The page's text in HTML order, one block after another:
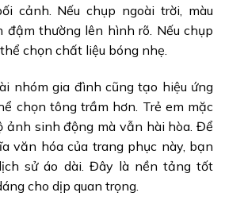
cảnh. Nếu chụp ngoài trời, màu
đậm thường lên hình rõ. Nếu chụp
chọn chất liệu bóng nhẹ.
nhóm gia đình cũng tạo hiệu ứng
chọn tông trầm hơn. Trẻ em mặc
ảnh sinh động mà vẫn hài hòa. Để
văn hóa của trang phục này, bạn
sử áo dài. Đây là nền tảng tốt
cho dịp quan trọng.